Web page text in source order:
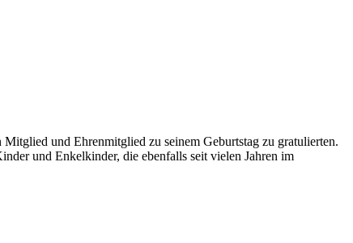
und Ehrenmitglied zu seinem Geburtstag zu gratulierten.
und Enkelkinder, die ebenfalls seit vielen Jahren im